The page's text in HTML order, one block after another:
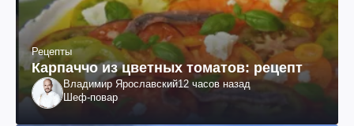
Рецепты
Карпаччо из цветных томатов: рецепт
Владимир Ярославский12 часов назад
Шеф-повар